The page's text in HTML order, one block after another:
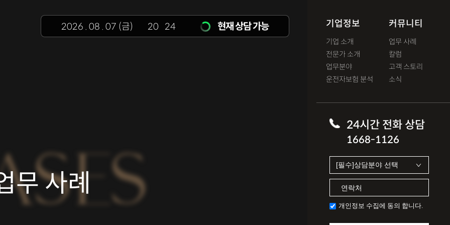
2026 . 08 . 07 (금) 20 24 현재 상담 가능 기업정보
기업 소개
전문가 소개
업무분야
운전자보험 분석
커뮤니티
업무 사례
칼럼
고객 스토리
소식
24시간 전화 상담
1668-1126
개인정보 수집에 동의 합니다.
무 사례